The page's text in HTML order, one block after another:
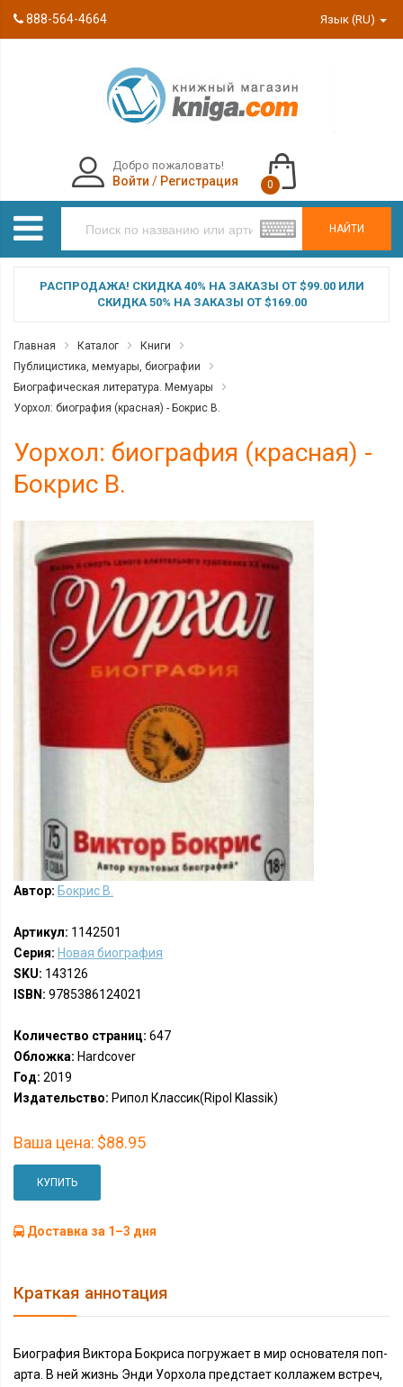
888-564-4664 Язык (RU)
НАЙТИ
Добро пожаловать!
Войти / Регистрация 0
РАСПРОДАЖА! СКИДКА 40% НА ЗАКАЗЫ ОТ $99.00 ИЛИ
СКИДКА 50% НА ЗАКАЗЫ ОТ $169.00
Главная Каталог
Книги
Публицистика, мемуары, биографии
Биографическая литература. Мемуары
Уорхол: биография (красная) - Бокрис В.
Уорхол: биография (красная) -
Бокрис В.
Автор: Бокрис В.
Артикул: 1142501
Серия: Новая биография
SKU: 143126
ISBN: 9785386124021
Количество страниц: 647
Обложка: Hardcover
Год: 2019
Издательство: Рипол Классик(Ripol Klassik)
Ваша цена: $88.95
КУПИТЬ
Доставка за 1–3 дня
Краткая аннотация
Биография Виктора Бокриса погружает в мир основателя поп-
арта. В ней жизнь Энди Уорхола предстает коллажем встреч,